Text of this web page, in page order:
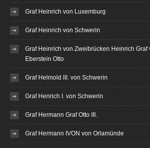
Graf Heinrich von Luxemburg
Graf Heinrich von Schwerin
Graf Heinrich von Zweibrücken Heinrich Graf
Eberstein Otto
Graf Helmold III. von Schwerin
Graf Henrich I. von Schwerin
Graf Hermann Graf Otto III.
Graf Hermann IVON von Orlamünde